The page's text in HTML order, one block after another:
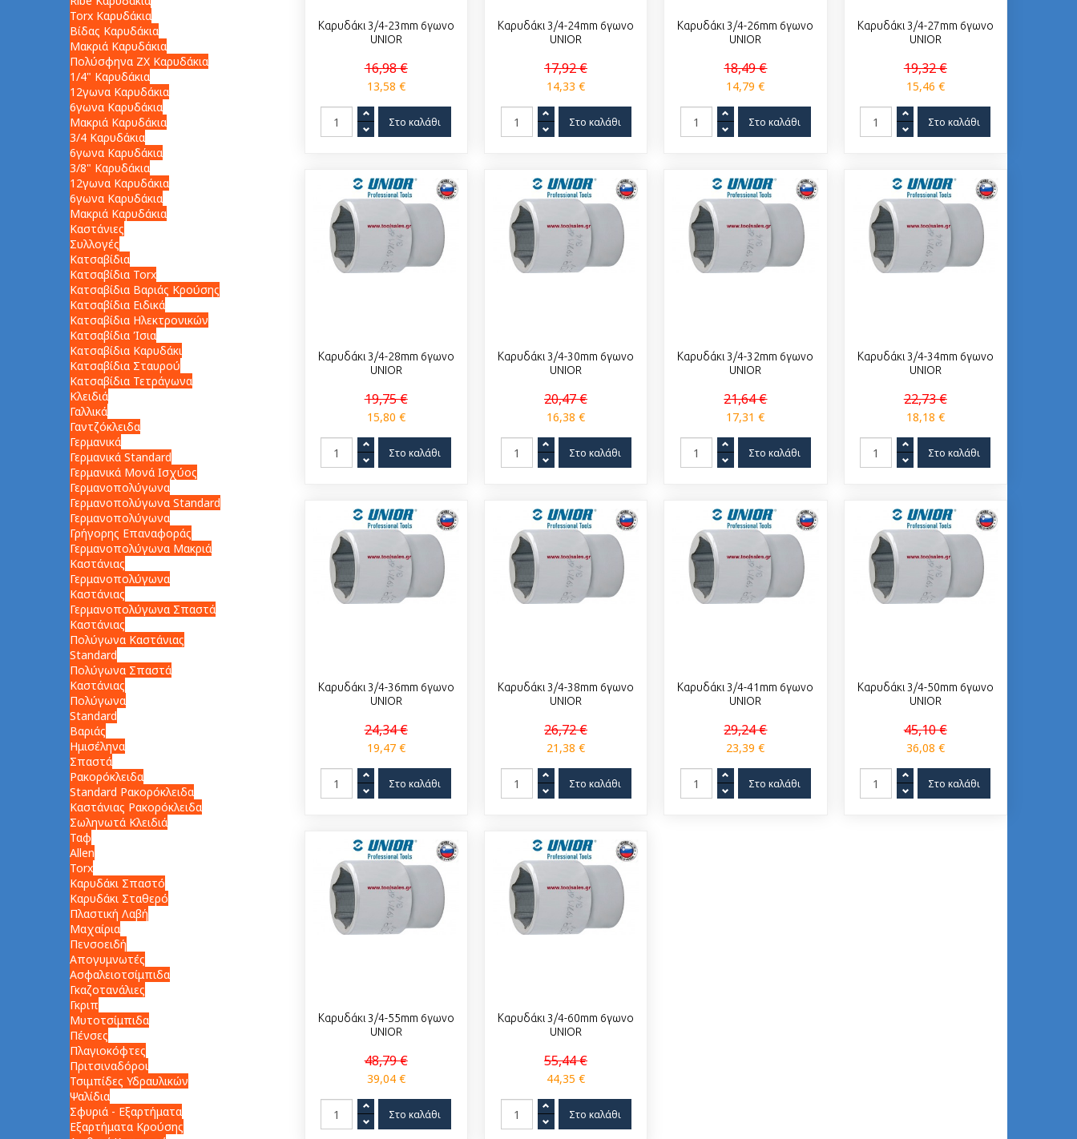
Καρυδάκι 3/4-23mm 6γωνο
UNIOR
16,98 €
13,58 €
Καρυδάκι 3/4-24mm 6γωνο
UNIOR
17,92 €
14,33 €
Καρυδάκι 3/4-26mm 6γωνο
UNIOR
18,49 €
14,79 €
Καρυδάκι 3/4-27mm 6γωνο
UNIOR
19,32 €
15,46 €
Καρυδάκι 3/4-28mm 6γωνο
UNIOR
19,75 €
15,80 €
Καρυδάκι 3/4-30mm 6γωνο
UNIOR
20,47 €
16,38 €
Καρυδάκι 3/4-32mm 6γωνο
UNIOR
21,64 €
17,31 €
Καρυδάκι 3/4-34mm 6γωνο
UNIOR
22,73 €
18,18 €
Καρυδάκι 3/4-36mm 6γωνο
UNIOR
24,34 €
19,47 €
Καρυδάκι 3/4-38mm 6γωνο
UNIOR
26,72 €
21,38 €
Καρυδάκι 3/4-41mm 6γωνο
UNIOR
29,24 €
23,39 €
Καρυδάκι 3/4-50mm 6γωνο
UNIOR
45,10 €
36,08 €
Καρυδάκι 3/4-55mm 6γωνο
UNIOR
48,79 €
39,04 €
Καρυδάκι 3/4-60mm 6γωνο
UNIOR
55,44 €
44,35 €
Torx Καρυδάκια
Βίδας Καρυδάκια
Μακριά Καρυδάκια
Πολύσφηνα ZX Καρυδάκια
1/4" Καρυδάκια
12γωνα Καρυδάκια
6γωνα Καρυδάκια
Μακριά Καρυδάκια
3/4 Καρυδάκια
6γωνα Καρυδάκια
3/8" Καρυδάκια
12γωνα Καρυδάκια
6γωνα Καρυδάκια
Μακριά Καρυδάκια
Καστάνιες
Συλλογές
Κατσαβίδια
Κατσαβίδια Torx
Κατσαβίδια Βαριάς Κρούσης
Κατσαβίδια Ειδικά
Κατσαβίδια Ηλεκτρονικών
Κατσαβίδια Ίσια
Κατσαβίδια Καρυδάκι
Κατσαβίδια Σταυρού
Κατσαβίδια Τετράγωνα
Κλειδιά
Γαλλικά
Γαντζόκλειδα
Γερμανικά
Γερμανικά Standard
Γερμανικά Μονά Ισχύος
Γερμανοπολύγωνα
Γερμανοπολύγωνα Standard
Γερμανοπολύγωνα
Γρήγορης Επαναφοράς
Γερμανοπολύγωνα Μακριά
Καστάνιας
Γερμανοπολύγωνα
Καστάνιας
Γερμανοπολύγωνα Σπαστά
Καστάνιας
Πολύγωνα Καστάνιας
Standard
Πολύγωνα Σπαστά
Καστάνιας
Πολύγωνα
Standard
Βαριάς
Ημισέληνα
Σπαστά
Ρακορόκλειδα
Standard Ρακορόκλειδα
Καστάνιας Ρακορόκλειδα
Σωληνωτά Κλειδιά
Ταφ
Allen
Torx
Καρυδάκι Σπαστό
Καρυδάκι Σταθερό
Πλαστική Λαβή
Μαχαίρια
Πενσοειδή
Απογυμνωτές
Ασφαλειοτσίμπιδα
Γκαζοτανάλιες
Γκριπ
Μυτοτσίμπιδα
Πένσες
Πλαγιοκόφτες
Πριτσιναδόροι
Τσιμπίδες Υδραυλικών
Ψαλίδια
Σφυριά - Εξαρτήματα
Εξαρτήματα Κρούσης